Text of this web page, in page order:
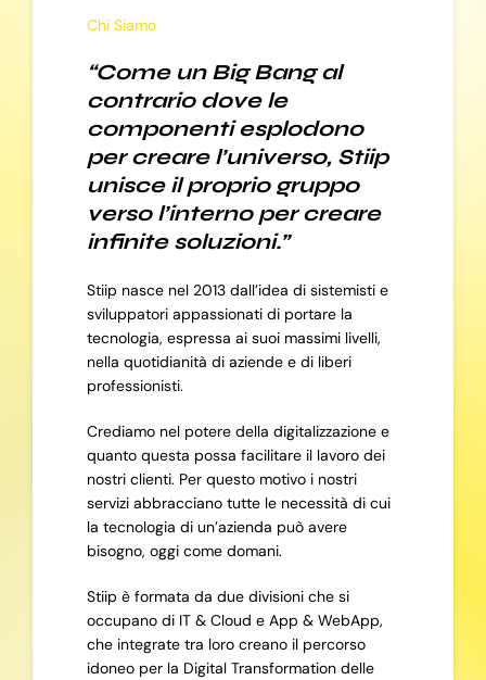
Chi Siamo
“Come un Big Bang al
contrario dove le
componenti esplodono
per creare l’universo, Stiip
unisce il proprio gruppo
verso l’interno per creare
infinite soluzioni.”
Stiip nasce nel 2013 dall’idea di sistemisti e
sviluppatori appassionati di portare la
tecnologia, espressa ai suoi massimi livelli,
nella quotidianità di aziende e di liberi
professionisti.
Crediamo nel potere della digitalizzazione e
quanto questa possa facilitare il lavoro dei
nostri clienti. Per questo motivo i nostri
servizi abbracciano tutte le necessità di cui
la tecnologia di un’azienda può avere
bisogno, oggi come domani.
Stiip è formata da due divisioni che si
occupano di IT & Cloud e App & WebApp,
che integrate tra loro creano il percorso
idoneo per la Digital Transformation delle